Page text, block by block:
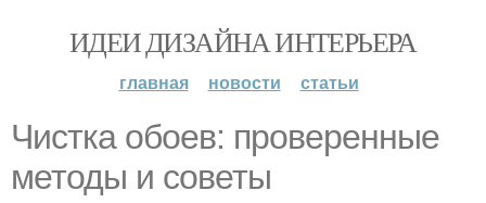
ИДЕИ ДИЗАЙНА ИНТЕРЬЕРА
главная новости статьи
Чистка обоев: проверенные
методы и советы